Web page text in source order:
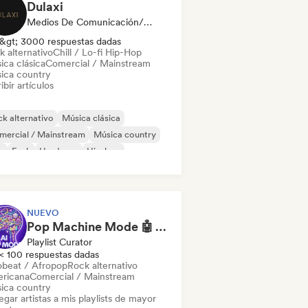
Dulaxi
Medios De Comunicación/Periodista
3000 respuestas dadas
alternativoChill / Lo-fi Hip-Hop
clásicaComercial / Mainstream
country
artículos
alternativo
Música clásica
/ Mainstream
Música country
Funk Hardcore Hip-hop
NUEVO
Pop Machine Mode 🤖 AI Music, Indie Pop & Dream Pop
Playlist Curator
100 respuestas dadas
/ AfropopRock alternativo
Comercial / Mainstream
country
artistas a mis playlists de mayor